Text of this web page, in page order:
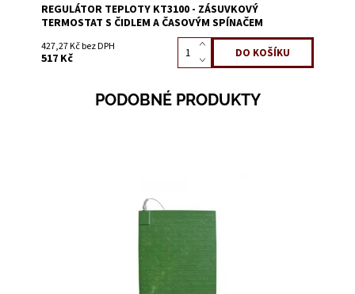
REGULÁTOR TEPLOTY KT3100 - ZÁSUVKOVÝ
TERMOSTAT S ČIDLEM A ČASOVÝM SPÍNAČEM
427,27 Kč bez DPH
517 Kč
PODOBNÉ PRODUKTY
0125D